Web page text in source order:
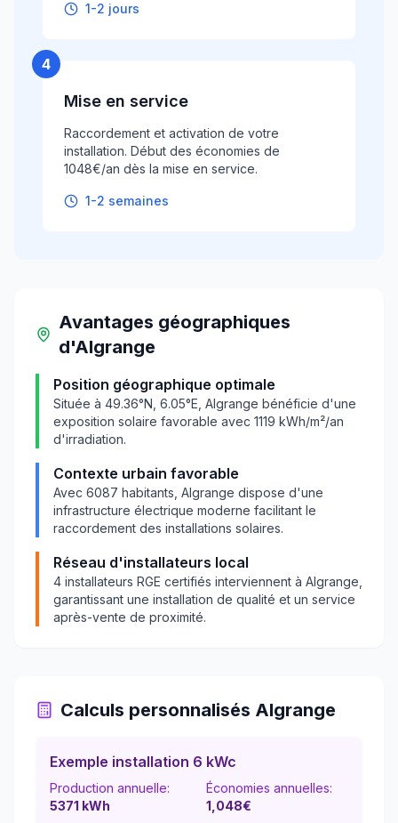
1-2 jours
4
Mise en service
Raccordement et activation de votre
installation. Début des économies de
1048€/an dès la mise en service.
1-2 semaines
Avantages géographiques
d'Algrange
Position géographique optimale
Située à 49.36°N, 6.05°E, Algrange bénéficie d'une
exposition solaire favorable avec 1119 kWh/m²/an
d'irradiation.
Contexte urbain favorable
Avec 6087 habitants, Algrange dispose d'une
infrastructure électrique moderne facilitant le
raccordement des installations solaires.
Réseau d'installateurs local
4 installateurs RGE certifiés interviennent à Algrange
garantissant une installation de qualité et un service
après-vente de proximité.
Calculs personnalisés Algrange
Exemple installation 6 kWc
Production annuelle:
5371 kWh
Économies annuelles:
1,048€